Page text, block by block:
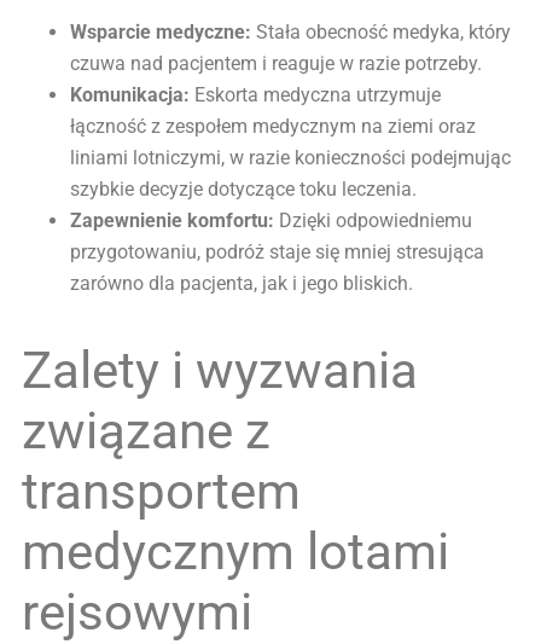
Wsparcie medyczne: Stała obecność medyka, który
czuwa nad pacjentem i reaguje w razie potrzeby.
Komunikacja: Eskorta medyczna utrzymuje
łączność z zespołem medycznym na ziemi oraz
liniami lotniczymi, w razie konieczności podejmując
szybkie decyzje dotyczące toku leczenia.
Zapewnienie komfortu: Dzięki odpowiedniemu
przygotowaniu, podróż staje się mniej stresująca
zarówno dla pacjenta, jak i jego bliskich.
Zalety i wyzwania
związane z
transportem
medycznym lotami
rejsowymi